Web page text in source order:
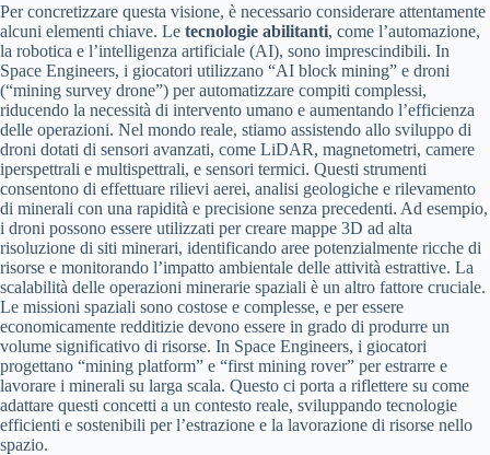
Per concretizzare questa visione, è necessario considerare attentamente
alcuni elementi chiave. Le tecnologie abilitanti, come l’automazione,
la robotica e l’intelligenza artificiale (AI), sono imprescindibili. In
Space Engineers, i giocatori utilizzano “AI block mining” e droni
(“mining survey drone”) per automatizzare compiti complessi,
riducendo la necessità di intervento umano e aumentando l’efficienza
delle operazioni. Nel mondo reale, stiamo assistendo allo sviluppo di
droni dotati di sensori avanzati, come LiDAR, magnetometri, camere
iperspettrali e multispettrali, e sensori termici. Questi strumenti
consentono di effettuare rilievi aerei, analisi geologiche e rilevamento
di minerali con una rapidità e precisione senza precedenti. Ad esempio,
i droni possono essere utilizzati per creare mappe 3D ad alta
risoluzione di siti minerari, identificando aree potenzialmente ricche di
risorse e monitorando l’impatto ambientale delle attività estrattive. La
scalabilità delle operazioni minerarie spaziali è un altro fattore cruciale.
Le missioni spaziali sono costose e complesse, e per essere
economicamente redditizie devono essere in grado di produrre un
volume significativo di risorse. In Space Engineers, i giocatori
progettano “mining platform” e “first mining rover” per estrarre e
lavorare i minerali su larga scala. Questo ci porta a riflettere su come
adattare questi concetti a un contesto reale, sviluppando tecnologie
efficienti e sostenibili per l’estrazione e la lavorazione di risorse nello
spazio.